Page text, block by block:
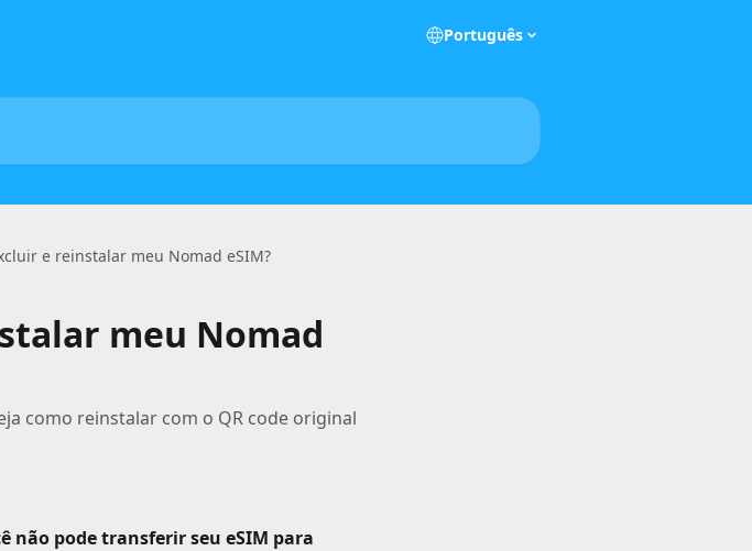
Português
e reinstalar meu Nomad eSIM?
meu Nomad
como reinstalar com o QR code original
não pode transferir seu eSIM para